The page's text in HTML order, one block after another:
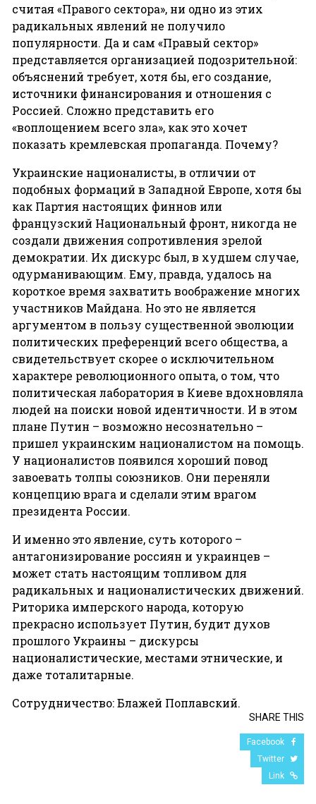
считая «Правого сектора», ни одно из этих
радикальных явлений не получило
популярности. Да и сам «Правый сектор»
представляется организацией подозрительной:
объяснений требует, хотя бы, его создание,
источники финансирования и отношения с
Россией. Сложно представить его
«воплощением всего зла», как это хочет
показать кремлевская пропаганда. Почему?
Украинские националисты, в отличии от
подобных формаций в Западной Европе, хотя бы
как Партия настоящих финнов или
французский Национальный фронт, никогда не
создали движения сопротивления зрелой
демократии. Их дискурс был, в худшем случае,
одурманивающим. Ему, правда, удалось на
короткое время захватить воображение многих
участников Майдана. Но это не является
аргументом в пользу существенной эволюции
политических преференций всего общества, а
свидетельствует скорее о исключительном
характере революционного опыта, о том, что
политическая лаборатория в Киеве вдохновляла
людей на поиски новой идентичности. И в этом
плане Путин – возможно несознательно –
пришел украинским националистом на помощь.
У националистов появился хороший повод
завоевать толпы союзников. Они переняли
концепцию врага и сделали этим врагом
президента России.
И именно это явление, суть которого –
антагонизирование россиян и украинцев –
может стать настоящим топливом для
радикальных и националистических движений.
Риторика имперского народа, которую
прекрасно использует Путин, будит духов
прошлого Украины – дискурсы
националистические, местами этнические, и
даже тоталитарные.
Сотрудничество: Блажей Поплавский.
SHARE THIS
Facebook
Twitter
Link